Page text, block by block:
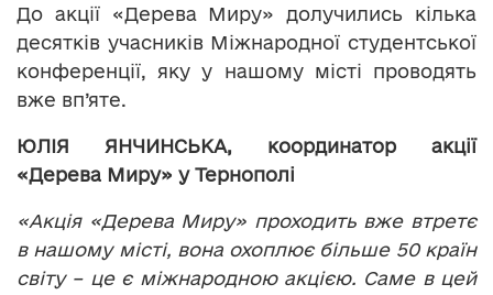
До акції «Дерева Миру» долучились кілька
десятків учасників Міжнародної студентської
конференції, яку у нашому місті проводять
вже вп’яте.
ЮЛІЯ ЯНЧИНСЬКА, координатор акції
«Дерева Миру» у Тернополі
«Акція «Дерева Миру» проходить вже втретє
в нашому місті, вона охоплює більше 50 країн
світу – це є міжнародною акцією. Саме в цей